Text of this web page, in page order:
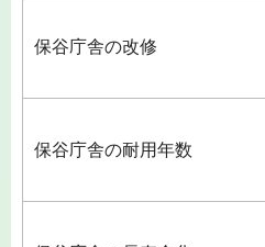
保谷庁舎の改修
保谷庁舎の耐用年数